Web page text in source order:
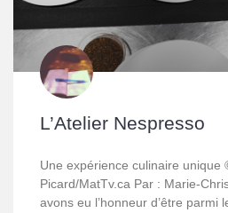
L’Atelier Nespresso
Une expérience culinaire unique
Picard/MatTv.ca Par : Marie-
avons eu l’honneur d’être parmi